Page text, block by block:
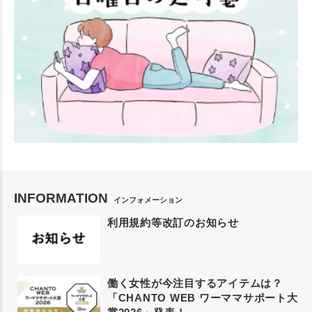
INFORMATION インフォメーション
利用規約等改訂のお知らせ
働く女性が今注目するアイテムは？
「CHANTO WEB ワーママサポート大